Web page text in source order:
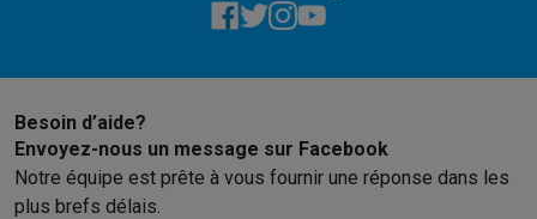
Besoin d’aide?
Envoyez-nous un message sur Facebook
Notre équipe est prête à vous fournir une réponse dans les
plus brefs délais.